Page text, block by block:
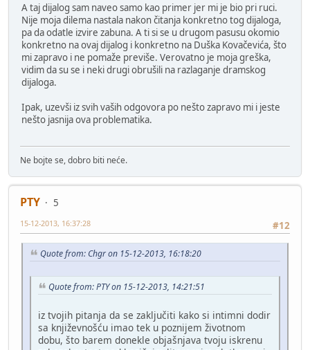
A taj dijalog sam naveo samo kao primer jer mi je bio pri ruci.
Nije moja dilema nastala nakon čitanja konkretno tog dijaloga,
pa da odatle izvire zabuna. A ti si se u drugom pasusu okomio
konkretno na ovaj dijalog i konkretno na Duška Kovačevića, što
mi zapravo i ne pomaže previše. Verovatno je moja greška,
vidim da su se i neki drugi obrušili na razlaganje dramskog
dijaloga.
Ipak, uzevši iz svih vaših odgovora po nešto zapravo mi i jeste
nešto jasnija ova problematika.
Ne bojte se, dobro biti neće.
PTY
5
#12
15-12-2013, 16:37:28
Quote from: Chgr on 15-12-2013, 16:18:20
Quote from: PTY on 15-12-2013, 14:21:51
iz tvojih pitanja da se zaključiti kako si intimni dodir
sa književnošću imao tek u poznijem životnom
dobu, što barem donekle objašnjava tvoju iskrenu